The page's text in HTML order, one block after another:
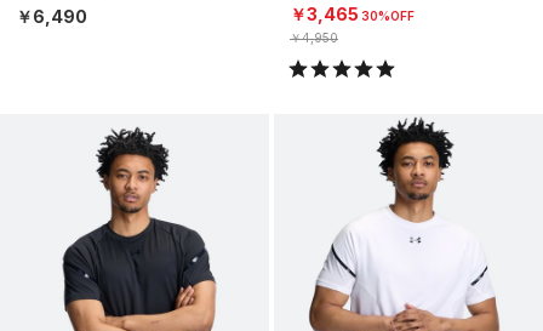
ツ（ライフスタイル/MEN）
￥6,490 ￥3,465 30%OFF
￥4,950